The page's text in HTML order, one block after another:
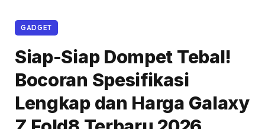
GADGET
Siap-Siap Dompet Tebal!
Bocoran Spesifikasi
Lengkap dan Harga Galaxy